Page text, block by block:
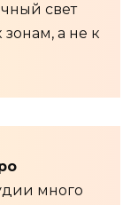
свет
а не к
много